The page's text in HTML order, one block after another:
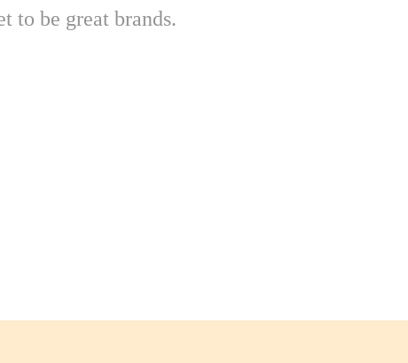
to be great brands.